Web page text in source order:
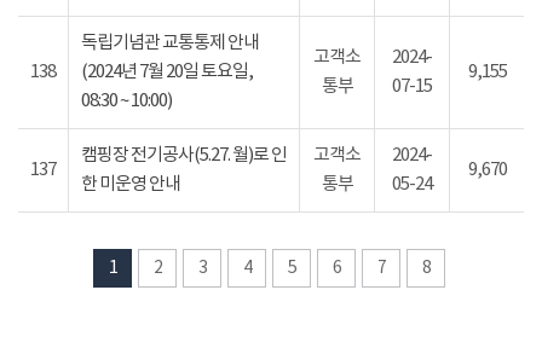
138
독립기념관 교통통제 안내
(2024년 7월 20일 토요일,
08:30 ~ 10:00)
고객소
통부
2024-
07-15
9,155
137
캠핑장 전기공사(5.27. 월)로 인
한 미운영 안내
고객소
통부
2024-
05-24
9,670
1 2 3 4 5 6 7 8